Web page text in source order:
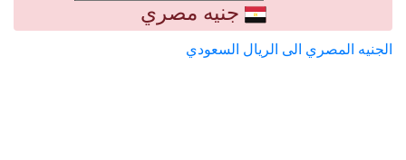
جنيه مصري
الجنيه المصري الى الريال السعودي